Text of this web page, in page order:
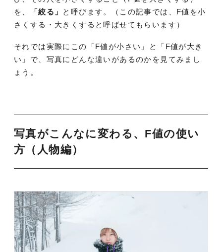
を、
「絞る」 と呼びます。（この記事では、F値を小
さくする・大きくすると呼ばせてもらいます）
それでは実際にこの「F値が小さい」と「F値が大き
い」で、写真にどんな違いがあるのかを見てみまし
ょう。
写真がこんなに変わる、F値の使い
方（人物編）